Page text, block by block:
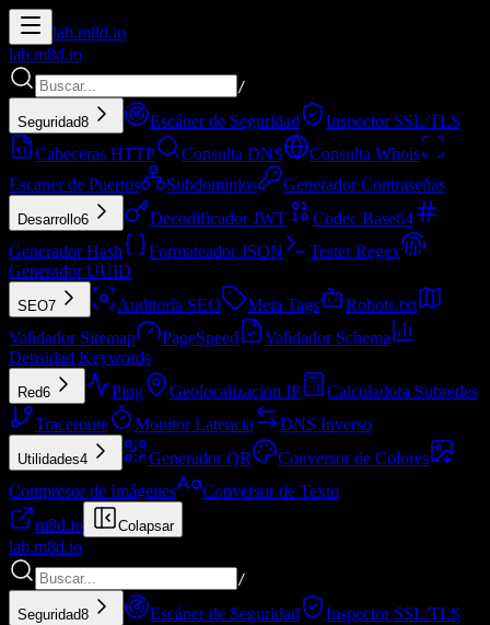
lab.m8d.io
lab.m8d.io
/
Seguridad8 Escáner de Seguridad
Inspector SSL/TLS
Cabeceras HTTP
Consulta DNS
Consulta Whois
Escaner de Puertos
Subdominios Generador Contraseñas
Desarrollo6 Decodificador JWT
Codec Base64
Generador Hash
Formateador JSON
Tester Regex
Generador UUID
SEO7 Auditoría SEO Meta Tags
Robots.txt
Validador Sitemap
PageSpeed
Validador Schema
Densidad Keywords
Red6 Ping Geolocalizacion IP
Calculadora Subredes
Traceroute
Monitor Latencia DNS Inverso
Utilidades4 Generador QR
Conversor de Colores
Compresor de Imágenes
Conversor de Texto
m8d.io
Colapsar
lab.m8d.io
/
Seguridad8 Escáner de Seguridad
Inspector SSL/TLS